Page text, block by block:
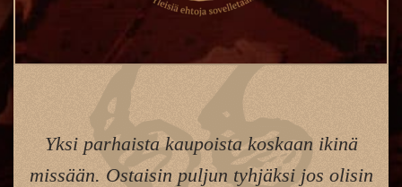
Yksi parhaista kaupoista koskaan ikinä
missään. Ostaisin puljun tyhjäksi jos olisin